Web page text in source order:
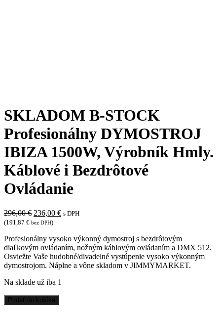
SKLADOM B-STOCK
Profesionálny DYMOSTROJ
IBIZA 1500W, Výrobník Hmly.
Káblové i Bezdrôtové
Ovládanie
296,00€ Pôvodná
cena
296,00 €.
236,00 €Aktuálna
236,00 €.
s DPH
(191,87 € bez DPH)
Profesionálny vysoko výkonný dymostroj s bezdrôtovým
diaľkovým ovládaním, nožným káblovým ovládaním a DMX 512.
Osviežte Vaše hudobné/divadelné vystúpenie vysoko výkonným
dymostrojom. Náplne a vône skladom v JIMMYMARKET.
Na sklade už iba 1
množstvo
SKLADOM
Pridať do košíka